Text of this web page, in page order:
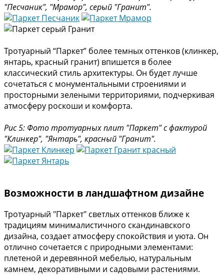
"Песчаник", "Мрамор", серый "Гранит".
Тротуарный “Паркет” более темных оттенков (клинкер,
янтарь, красный гранит) впишется в более
классический стиль архитектуры. Он будет лучше
сочетаться с монументальными строениями и
просторными зелеными территориями, подчеркивая
атмосферу роскоши и комфорта.
Рис 5: Фото тротуарных плит "Паркет" с фактурой
"Клинкер", "Янтарь", красный "Гранит".
Возможности в ландшафтном дизайне
Тротуарный "Паркет" светлых оттенков ближе к
традициям минималистичного скандинавского
дизайна, создает атмосферу спокойствия и уюта. Он
отлично сочетается с природными элементами:
плетеной и деревянной мебелью, натуральным
камнем, декоративными и садовыми растениями.